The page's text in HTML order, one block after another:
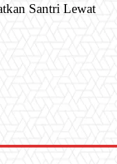
Santri Lewat